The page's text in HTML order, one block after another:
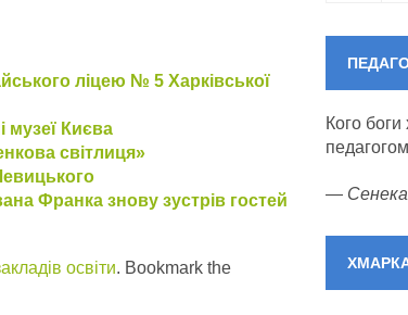
ліцею № 5 Харківської
музеї Києва
світлиця»
Франка знову зустрів гостей
освіти. Bookmark the
Кого
педагогом
— Сенека